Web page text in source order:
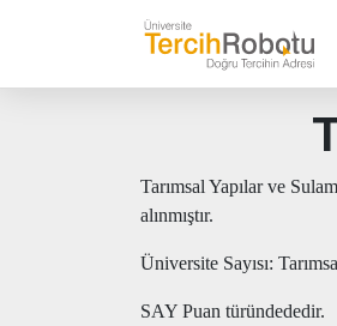
Tarımsal Yapılar ve
alınmıştır.
Üniversite Sayısı:
SAY Puan türündededir.